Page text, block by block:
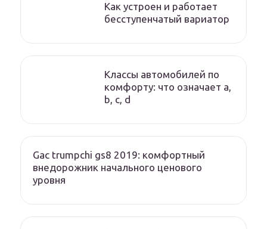
Как устроен и работает
бесступенчатый вариатор
Классы автомобилей по
комфорту: что означает a,
b, c, d
Gac trumpchi gs8 2019: комфортный
внедорожник начального ценового
уровня